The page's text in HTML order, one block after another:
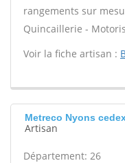
rangements sur
Quincaillerie -
Voir la fiche artisan :
Metreco Nyons
Artisan
Département: 26